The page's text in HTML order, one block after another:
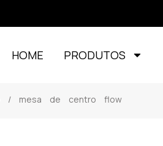
HOME PRODUTOS
/ mesa de centro flow